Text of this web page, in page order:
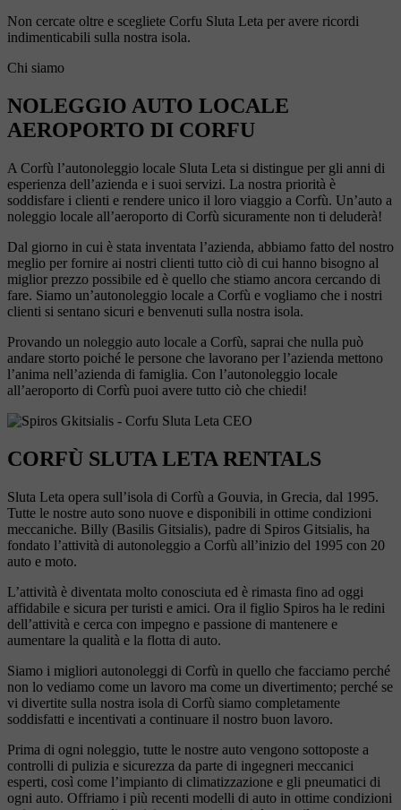
Non cercate oltre e scegliete Corfu Sluta Leta per avere ricordi
indimenticabili sulla nostra isola.
Chi siamo
NOLEGGIO AUTO LOCALE
AEROPORTO DI CORFU
A Corfù l’autonoleggio locale Sluta Leta si distingue per gli anni di
esperienza dell’azienda e i suoi servizi. La nostra priorità è
soddisfare i clienti e rendere unico il loro viaggio a Corfù. Un’auto a
noleggio locale all’aeroporto di Corfù sicuramente non ti deluderà!
Dal giorno in cui è stata inventata l’azienda, abbiamo fatto del nostro
meglio per fornire ai nostri clienti tutto ciò di cui hanno bisogno al
miglior prezzo possibile ed è quello che stiamo ancora cercando di
fare. Siamo un’autonoleggio locale a Corfù e vogliamo che i nostri
clienti si sentano sicuri e benvenuti sulla nostra isola.
Provando un noleggio auto locale a Corfù, saprai che nulla può
andare storto poiché le persone che lavorano per l’azienda mettono
l’anima nell’azienda di famiglia. Con l’autonoleggio locale
all’aeroporto di Corfù puoi avere tutto ciò che chiedi!
CORFÙ SLUTA LETA RENTALS
Sluta Leta opera sull’isola di Corfù a Gouvia, in Grecia, dal 1995.
Tutte le nostre auto sono nuove e disponibili in ottime condizioni
meccaniche. Billy (Basilis Gitsialis), padre di Spiros Gitsialis, ha
fondato l’attività di autonoleggio a Corfù all’inizio del 1995 con 20
auto e moto.
L’attività è diventata molto conosciuta ed è rimasta fino ad oggi
affidabile e sicura per turisti e amici. Ora il figlio Spiros ha le redini
dell’attività e cerca con impegno e passione di mantenere e
aumentare la qualità e la flotta di auto.
Siamo i migliori autonoleggi di Corfù in quello che facciamo perché
non lo vediamo come un lavoro ma come un divertimento; perché se
vi divertite sulla nostra isola di Corfù siamo completamente
soddisfatti e incentivati a continuare il nostro buon lavoro.
Prima di ogni noleggio, tutte le nostre auto vengono sottoposte a
controlli di pulizia e sicurezza da parte di ingegneri meccanici
esperti, così come l’impianto di climatizzazione e gli pneumatici di
ogni auto. Offriamo i più recenti modelli di auto in ottime condizioni